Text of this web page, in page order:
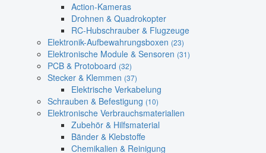
Action-Kameras
Drohnen & Quadrokopter
RC-Hubschrauber & Flugzeuge
Elektronik-Aufbewahrungsboxen (23)
Elektronische Module & Sensoren (31)
PCB & Protoboard (32)
Stecker & Klemmen (37)
Elektrische Verkabelung
Schrauben & Befestigung (10)
Elektronische Verbrauchsmaterialien
Zubehör & Hilfsmaterial
Bänder & Klebstoffe
Chemikalien & Reinigung